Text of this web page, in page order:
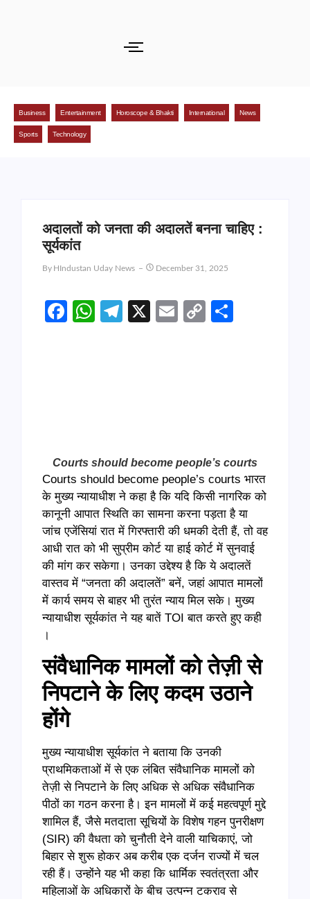
Business Entertainment Horoscope & Bhakti International News
Sports Technology
अदालतों को जनता की अदालतें बनना चाहिए :
सूर्यकांत
By HIndustan Uday News December 31, 2025
Facebook
WhatsApp
Telegram
X EmailCopy
Courts should become people’s courts
Courts should become people’s courts भारत
के मुख्य न्यायाधीश ने कहा है कि यदि किसी नागरिक को
कानूनी आपात स्थिति का सामना करना पड़ता है या
जांच एजेंसियां रात में गिरफ्तारी की धमकी देती हैं, तो वह
आधी रात को भी सुप्रीम कोर्ट या हाई कोर्ट में सुनवाई
की मांग कर सकेगा। उनका उद्देश्य है कि ये अदालतें
वास्तव में “जनता की अदालतें” बनें, जहां आपात मामलों
में कार्य समय से बाहर भी तुरंत न्याय मिल सके। मुख्य
न्यायाधीश सूर्यकांत ने यह बातें TOI बात करते हुए कही
।
संवैधानिक मामलों को तेज़ी से
निपटाने के लिए कदम उठाने
होंगे
मुख्य न्यायाधीश सूर्यकांत ने बताया कि उनकी
प्राथमिकताओं में से एक लंबित संवैधानिक मामलों को
तेज़ी से निपटाने के लिए अधिक से अधिक संवैधानिक
पीठों का गठन करना है। इन मामलों में कई महत्वपूर्ण मुद्दे
शामिल हैं, जैसे मतदाता सूचियों के विशेष गहन पुनरीक्षण
(SIR) की वैधता को चुनौती देने वाली याचिकाएं, जो
बिहार से शुरू होकर अब करीब एक दर्जन राज्यों में चल
रही हैं। उन्होंने यह भी कहा कि धार्मिक स्वतंत्रता और
महिलाओं के अधिकारों के बीच उत्पन्न टकराव से